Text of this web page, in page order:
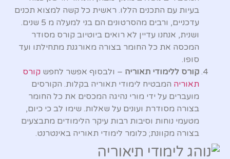
בעיות עם התכנים הללו. ראשית כל קשה למצוא תכנים
עדכניים, ורבים מהסרטונים הם בני למעלה מ 5 שנים.
ושנית, אנחנו עדיין לא רואים ביוטיוב קורס מסודר
המכסה את כל החומר בצורה מאורגנת מתחילתו ועד
סופו.
קורס ללימודי תאוריה – ולבסוף אפשר לחפש קורס
תאוריה המבטיח לימודי תאוריה בקלות. הקורסים
מועברים על ידי מורי נהיגה המכסים את כל החומר
בצורה מסודרת ועונים על שאלות. שימו לב כי כיום,
מטעמי נוחות וסיבות רבות עיקר הלימודים מתבצעים
בצורה מקוונת; כלומר לימודי תאוריה באינטרנט.